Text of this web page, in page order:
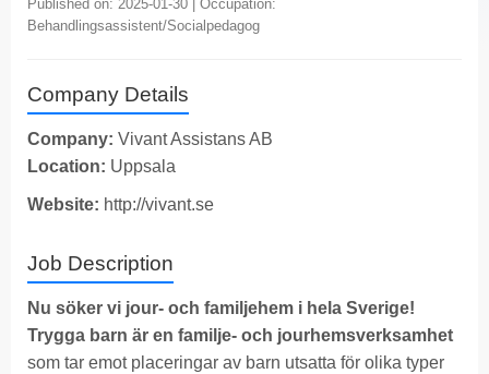
Published on: 2025-01-30 | Occupation:
Behandlingsassistent/Socialpedagog
Company Details
Company: Vivant Assistans AB
Location: Uppsala
Website: http://vivant.se
Job Description
Nu söker vi jour- och familjehem i hela Sverige!
Trygga barn är en familje- och jourhemsverksamhet
som tar emot placeringar av barn utsatta för olika typer